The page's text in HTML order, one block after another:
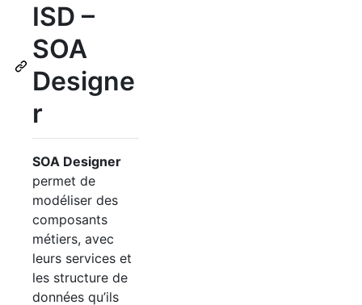
ISD –
SOA
Designe
r
SOA Designer
permet de
modéliser des
composants
métiers, avec
leurs services et
les structure de
données qu’ils